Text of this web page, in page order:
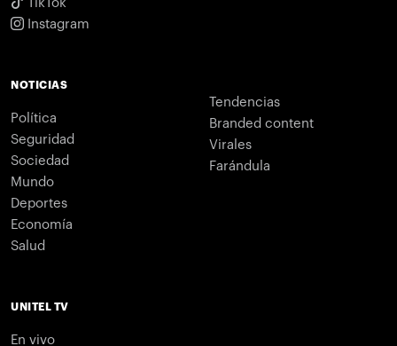
TikTok
Instagram
NOTICIAS
Política
Seguridad
Sociedad
Mundo
Deportes
Economía
Salud
Tendencias
Branded content
Virales
Farándula
UNITEL TV
En vivo